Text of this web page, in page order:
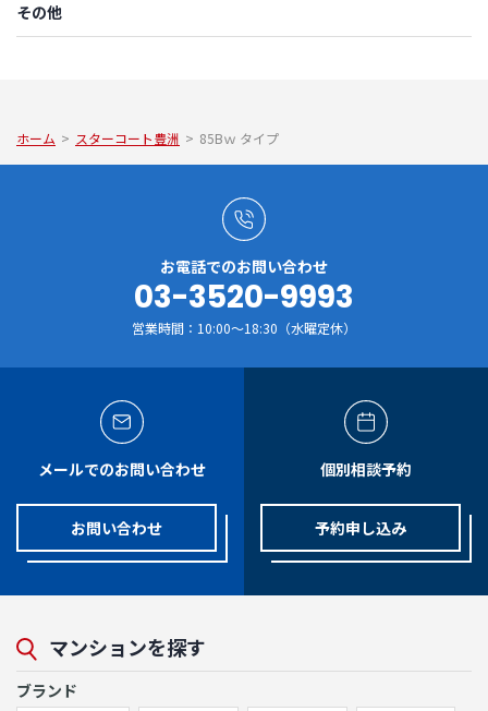
その他
ホーム > スターコート豊洲 > 85Bｗ タイプ
お電話でのお問い合わせ
03-3520-9993
営業時間：10:00～18:30（水曜定休）
メールでのお問い合わせ
お問い合わせ
個別相談予約
予約申し込み
マンションを探す
ブランド